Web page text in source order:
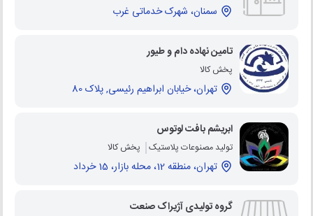
سمنان، شهرک خدماتی غرب
تامین نهاده دام و طیور
پخش کالا
تهران، خیابان ابراهیم رئیسی, پلاک 80
ابریشم بافت لوتوس
تولید مصنوعات پلاستیک پخش کالا
تهران، منطقه 12، محله بازار، 15 خرداد
گروه تولیدی آژیراک صنعت